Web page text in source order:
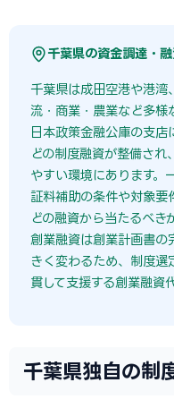
千葉県の資金調達・
千葉県は成田空港や港湾
流・商業・農業など多様
日本政策金融公庫の支
どの制度融資が整備され
やすい環境にあります。
証料補助の条件や対象要
どの融資から当たるべき
創業融資は創業計画書の
きく変わるため、制度
貫して支援する創業融資
千葉県独自の制